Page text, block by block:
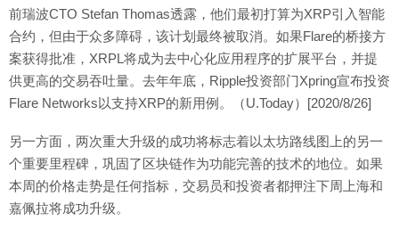
前瑞波CTO Stefan Thomas透露，他们最初打算为XRP引入智能
合约，但由于众多障碍，该计划最终被取消。如果Flare的桥接方
案获得批准，XRPL将成为去中心化应用程序的扩展平台，并提
供更高的交易吞吐量。去年年底，Ripple投资部门Xpring宣布投资
Flare Networks以支持XRP的新用例。（U.Today）[2020/8/26]
另一方面，两次重大升级的成功将标志着以太坊路线图上的另一
个重要里程碑，巩固了区块链作为功能完善的技术的地位。如果
本周的价格走势是任何指标，交易员和投资者都押注下周上海和
嘉佩拉将成功升级。